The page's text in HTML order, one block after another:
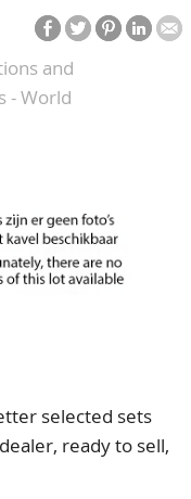
and
- World
selected sets
ready to sell,